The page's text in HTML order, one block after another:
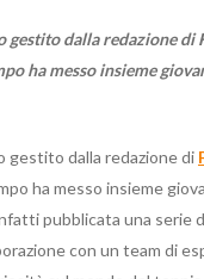
dalla redazione di
ha messo insieme
gestito dalla redazione di
ha messo insieme
pubblicata una serie
con un team di